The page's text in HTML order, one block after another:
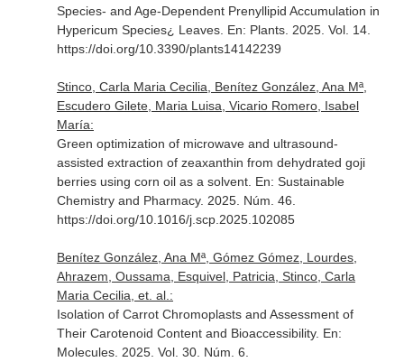
Species- and Age-Dependent Prenyllipid Accumulation in
Hypericum Species¿ Leaves. En: Plants. 2025. Vol. 14.
https://doi.org/10.3390/plants14142239
Stinco, Carla Maria Cecilia, Benítez González, Ana Mª,
Escudero Gilete, Maria Luisa, Vicario Romero, Isabel
María:
Green optimization of microwave and ultrasound-
assisted extraction of zeaxanthin from dehydrated goji
berries using corn oil as a solvent. En: Sustainable
Chemistry and Pharmacy. 2025. Núm. 46.
https://doi.org/10.1016/j.scp.2025.102085
Benítez González, Ana Mª, Gómez Gómez, Lourdes,
Ahrazem, Oussama, Esquivel, Patricia, Stinco, Carla
Maria Cecilia, et. al.:
Isolation of Carrot Chromoplasts and Assessment of
Their Carotenoid Content and Bioaccessibility. En:
Molecules. 2025. Vol. 30. Núm. 6.